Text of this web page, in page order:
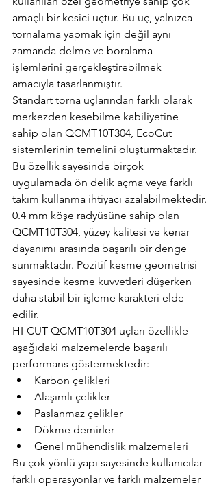
amaçlı bir kesici uçtur. Bu uç, yalnızca
tornalama yapmak için değil aynı
zamanda delme ve boralama
işlemlerini gerçekleştirebilmek
amacıyla tasarlanmıştır.
Standart torna uçlarından farklı olarak
merkezden kesebilme kabiliyetine
sahip olan QCMT10T304, EcoCut
sistemlerinin temelini oluşturmaktadır.
Bu özellik sayesinde birçok
uygulamada ön delik açma veya farklı
takım kullanma ihtiyacı azalabilmektedir.
0.4 mm köşe radyüsüne sahip olan
QCMT10T304, yüzey kalitesi ve kenar
dayanımı arasında başarılı bir denge
sunmaktadır. Pozitif kesme geometrisi
sayesinde kesme kuvvetleri düşerken
daha stabil bir işleme karakteri elde
edilir.
HI-CUT QCMT10T304 uçları özellikle
aşağıdaki malzemelerde başarılı
performans göstermektedir:
Karbon çelikleri
Alaşımlı çelikler
Paslanmaz çelikler
Dökme demirler
Genel mühendislik malzemeleri
Bu çok yönlü yapı sayesinde kullanıcılar
farklı operasyonlar ve farklı malzemeler